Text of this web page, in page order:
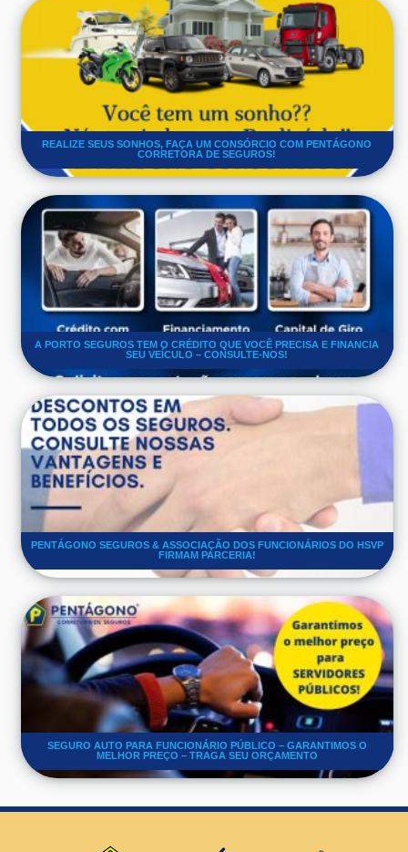
REALIZE SEUS SONHOS, FAÇA UM CONSÓRCIO COM PENTÁGONO
CORRETORA DE SEGUROS!
A PORTO SEGUROS TEM O CRÉDITO QUE VOCÊ PRECISA E FINANCIA
SEU VEÍCULO – CONSULTE-NOS!
PENTÁGONO SEGUROS & ASSOCIAÇÃO DOS FUNCIONÁRIOS DO HSVP
FIRMAM PARCERIA!
SEGURO AUTO PARA FUNCIONÁRIO PÚBLICO – GARANTIMOS O
MELHOR PREÇO – TRAGA SEU ORÇAMENTO